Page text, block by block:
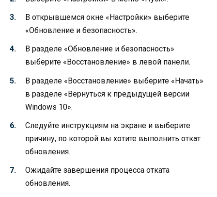
В открывшемся окне «Настройки» выберите
«Обновление и безопасность».
В разделе «Обновление и безопасность»
выберите «Восстановление» в левой панели.
В разделе «Восстановление» выберите «Начать»
в разделе «Вернуться к предыдущей версии
Windows 10».
Следуйте инструкциям на экране и выберите
причину, по которой вы хотите выполнить откат
обновления.
Ожидайте завершения процесса отката
обновления.